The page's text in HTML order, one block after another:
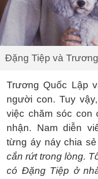
Đặng Tiệp và
Trương Quốc Lập
người con. Tuy
việc chăm sóc con
nhận. Nam diễn
từng áy náy chia
cắn rứt trong lòng.
có Đặng Tiệp ở